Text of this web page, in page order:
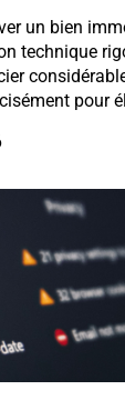
un bien
technique
pour